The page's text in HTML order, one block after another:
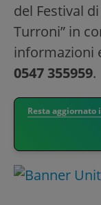
del Festival
Turroni” in
informazioni
0547 355959.
Resta